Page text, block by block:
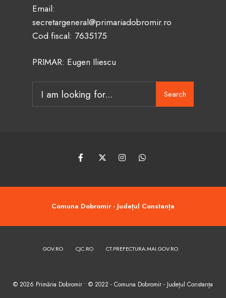
Email:
secretargeneral@primariadobromir.ro
Cod fiscal: 7635175
PRIMAR: Eugen Iliescu
for:
Search
Comuna Dobromir - Județul Constanța
GOV.RO CJC.RO CT.PREFECTURA.MAI.GOV.RO
© 2026 Primăria Dobromir • © 2022 - Comuna Dobromir - Județul Constanța